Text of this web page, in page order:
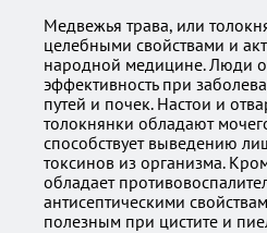
Медвежья трава, или
целебными свойствами и
народной медицине. Люди
эффективность при
путей и почек. Настои и
толокнянки обладают
способствует выведению
токсинов из организма.
обладает
антисептическими
полезным при цистите и